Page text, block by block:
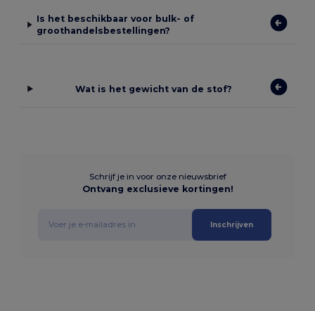
Is het beschikbaar voor bulk- of
groothandelsbestellingen?
Wat is het gewicht van de stof?
Schrijf je in voor onze nieuwsbrief
Ontvang exclusieve kortingen!
Inschrijven